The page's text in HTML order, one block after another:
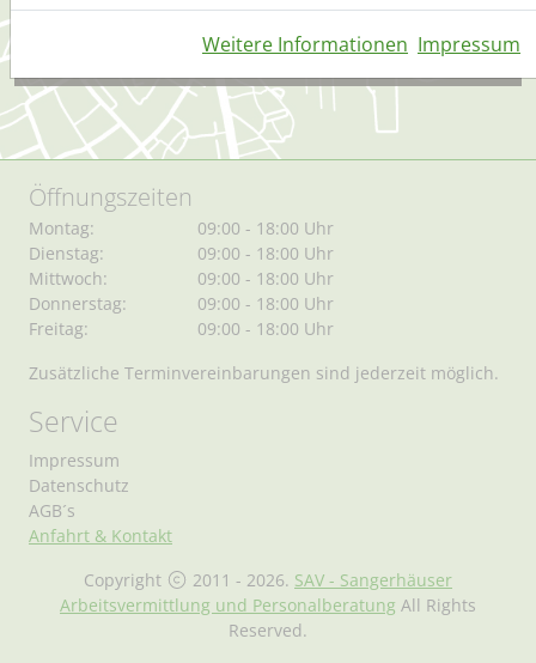
(0 34 64) 54 35 53
Öffnungszeiten
Montag:
09:00 - 18:00 Uhr
Dienstag:
09:00 - 18:00 Uhr
Mittwoch:
09:00 - 18:00 Uhr
Donnerstag:
09:00 - 18:00 Uhr
Freitag:
09:00 - 18:00 Uhr
Zusätzliche Terminvereinbarungen sind jederzeit möglich.
Service
Impressum
Datenschutz
AGB´s
Anfahrt & Kontakt
Copyright
2011 - 2026. SAV - Sangerhäuser
Arbeitsvermittlung und Personalberatung All Rights
Reserved.
Weitere Informationen Impressum